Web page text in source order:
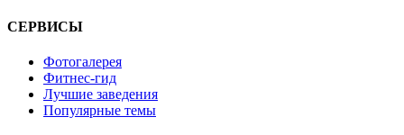
СЕРВИСЫ
Фотогалерея
Фитнес-гид
Лучшие заведения
Популярные темы